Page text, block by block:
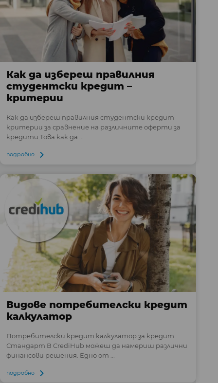
Как да избереш правилния
студентски кредит –
критерии
Как да избереш правилния студентски кредит –
критерии за сравнение на различните оферти за
кредити Това как да ...
подробно
Видове потребителски кредит
калкулатор
Потребителски кредит калкулатор за кредит
Стандарт В CrediHub можеш да намериш различни
финансови решения. Едно от ...
подробно